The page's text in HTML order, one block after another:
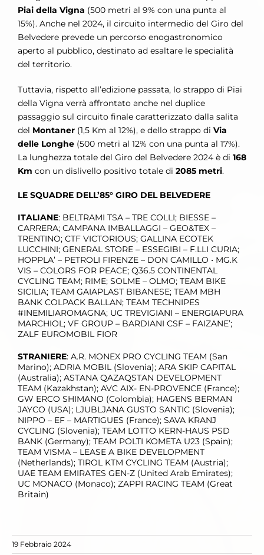
Piai della Vigna (500 metri al 9% con una punta al
15%). Anche nel 2024, il circuito intermedio del Giro del
Belvedere prevede un percorso enogastronomico
aperto al pubblico, destinato ad esaltare le specialità
del territorio.
Tuttavia, rispetto all’edizione passata, lo strappo di Piai
della Vigna verrà affrontato anche nel duplice
passaggio sul circuito finale caratterizzato dalla salita
del Montaner (1,5 Km al 12%), e dello strappo di Via
delle Longhe (500 metri al 12% con una punta al 17%).
La lunghezza totale del Giro del Belvedere 2024 è di 168
Km con un dislivello positivo totale di 2085 metri.
LE SQUADRE DELL’85° GIRO DEL BELVEDERE
ITALIANE: BELTRAMI TSA – TRE COLLI; BIESSE –
CARRERA; CAMPANA IMBALLAGGI – GEO&TEX –
TRENTINO; CTF VICTORIOUS; GALLINA ECOTEK
LUCCHINI; GENERAL STORE – ESSEGIBI – F.LLI CURIA;
HOPPLA’ – PETROLI FIRENZE – DON CAMILLO • MG.K
VIS – COLORS FOR PEACE; Q36.5 CONTINENTAL
CYCLING TEAM; RIME; SOLME – OLMO; TEAM BIKE
SICILIA; TEAM GAIAPLAST BIBANESE; TEAM MBH
BANK COLPACK BALLAN; TEAM TECHNIPES
#INEMILIAROMAGNA; UC TREVIGIANI – ENERGIAPURA
MARCHIOL; VF GROUP – BARDIANI CSF – FAIZANE’;
ZALF EUROMOBIL FIOR
STRANIERE: A.R. MONEX PRO CYCLING TEAM (San
Marino); ADRIA MOBIL (Slovenia); ARA SKIP CAPITAL
(Australia); ASTANA QAZAQSTAN DEVELOPMENT
TEAM (Kazakhstan); AVC AIX- EN-PROVENCE (France);
GW ERCO SHIMANO (Colombia); HAGENS BERMAN
JAYCO (USA); LJUBLJANA GUSTO SANTIC (Slovenia);
NIPPO – EF – MARTIGUES (France); SAVA KRANJ
CYCLING (Slovenia); TEAM LOTTO KERN-HAUS PSD
BANK (Germany); TEAM POLTI KOMETA U23 (Spain);
TEAM VISMA – LEASE A BIKE DEVELOPMENT
(Netherlands); TIROL KTM CYCLING TEAM (Austria);
UAE TEAM EMIRATES GEN-Z (United Arab Emirates);
UC MONACO (Monaco); ZAPPI RACING TEAM (Great
Britain)
19 Febbraio 2024